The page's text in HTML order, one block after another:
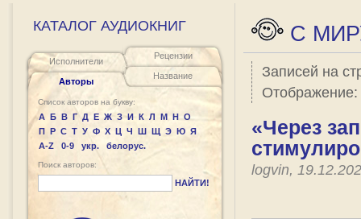
КАТАЛОГ АУДИОКНИГ
Исполнители
Авторы
Рецензии
Название
Список авторов на букву:
А Б В Г Д Е Ж З И К Л М Н О
П Р С Т У Ф Х Ц Ч Ш Щ Э Ю Я
A-Z
0-9 укр. белорус.
Поиск авторов:
НАЙТИ!
C
Записей на
Отображение:
«Через
logvin,